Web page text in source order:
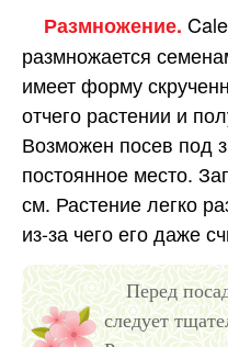
Размножение.
размножается
имеет форму
отчего растении и
Возможен посев под
постоянное место.
см. Растение легко
из-за чего его даже
Перед
следует